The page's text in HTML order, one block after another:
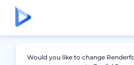
Would you like to change